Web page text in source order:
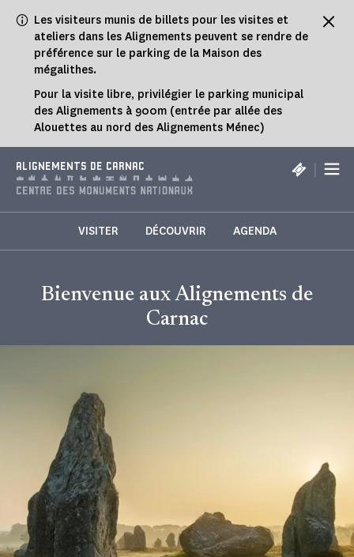
Les visiteurs munis de billets pour les visites et
ateliers dans les Alignements peuvent se rendre de
préférence sur le parking de la Maison des
mégalithes.
Pour la visite libre, privilégier le parking municipal
des Alignements à 900m (entrée par allée des
Alouettes au nord des Alignements Ménec)
ALIGNEMENTS DE CARNAC |
VISITER DÉCOUVRIR AGENDA
Bienvenue aux Alignements de
Carnac